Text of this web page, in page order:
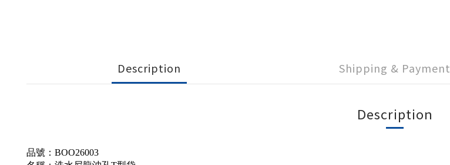
Description Shipping & Payment
Description
品號： BOO26003